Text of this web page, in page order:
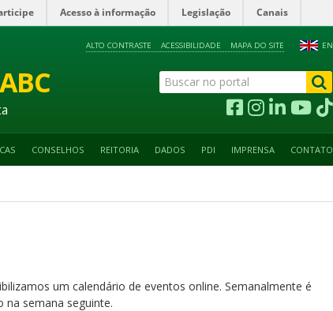
Acesso à informação Legislação Canais
EN
ALTO CONTRASTE ACESSIBILIDADE MAPA DO SITE
CONSELHOS REITORIA DADOS PDI IMPRENSA CONTATO
um calendário de eventos online. Semanalmente é
semana seguinte.